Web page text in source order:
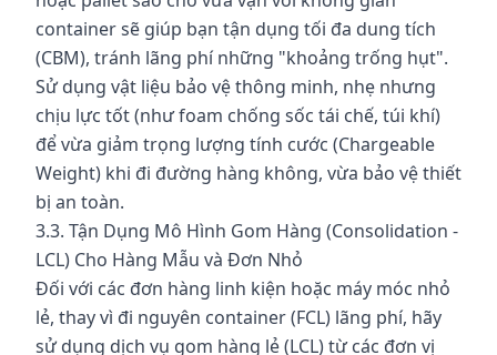
container sẽ giúp bạn tận dụng tối đa dung tích
(CBM), tránh lãng phí những "khoảng trống hụt".
Sử dụng vật liệu bảo vệ thông minh, nhẹ nhưng
chịu lực tốt (như foam chống sốc tái chế, túi khí)
để vừa giảm trọng lượng tính cước (Chargeable
Weight) khi đi đường hàng không, vừa bảo vệ thiết
bị an toàn.
3.3. Tận Dụng Mô Hình Gom Hàng (Consolidation -
LCL) Cho Hàng Mẫu và Đơn Nhỏ
Đối với các đơn hàng linh kiện hoặc máy móc nhỏ
lẻ, thay vì đi nguyên container (FCL) lãng phí, hãy
sử dụng dịch vụ gom hàng lẻ (LCL) từ các đơn vị